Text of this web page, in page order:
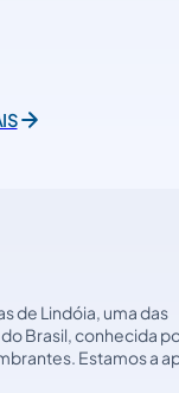
de Lindóia, uma das
Brasil, conhecida
Estamos a